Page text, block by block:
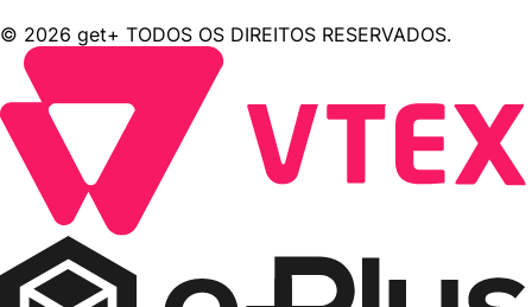
© 2026 get+ TODOS OS DIREITOS RESERVADOS.